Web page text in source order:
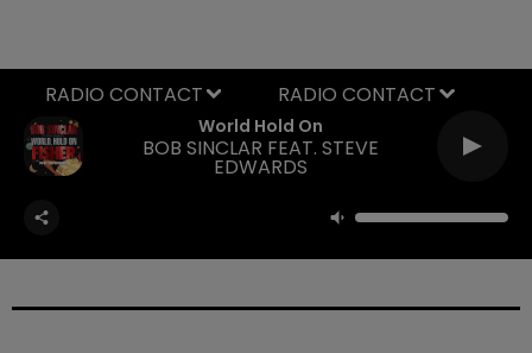
World Hold On
BOB SINCLAR FEAT. STEVE
EDWARDS
RADIO CONTACT